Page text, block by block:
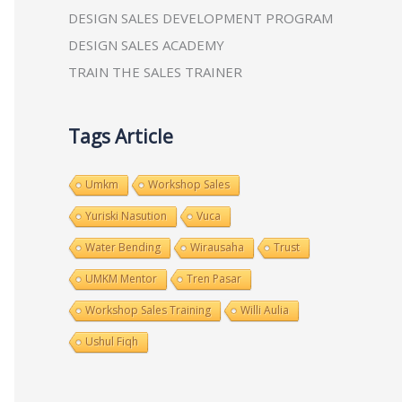
DESIGN SALES DEVELOPMENT PROGRAM
DESIGN SALES ACADEMY
TRAIN THE SALES TRAINER
Tags Article
Umkm Workshop Sales
Yuriski Nasution Vuca
Water Bending Wirausaha Trust
UMKM Mentor Tren Pasar
Workshop Sales Training Willi Aulia
Ushul Fiqh